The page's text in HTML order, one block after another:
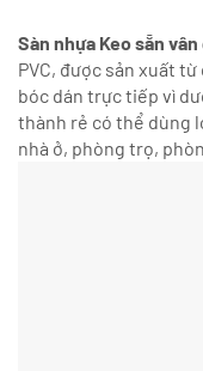
Sàn nhựa Keo sẵn
PVC, được sản xuất
bóc dán trực tiếp vì
thành rẻ có thể dùng
nhà ở, phòng trọ,